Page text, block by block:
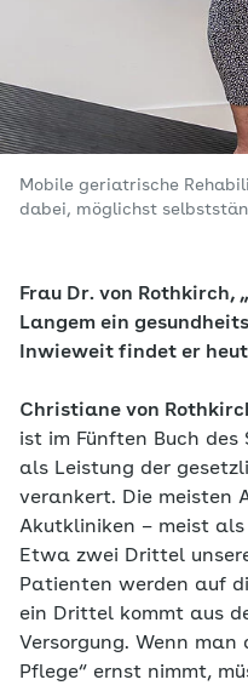
Mobile geriatrische
dabei, möglichst
Frau Dr. von Rothkirch,
Langem ein
Inwieweit findet er
Christiane von
ist im Fünften Buch des
als Leistung der
verankert. Die meisten
Akutkliniken – meist
Etwa zwei Drittel
Patienten werden auf
ein Drittel kommt aus
Versorgung. Wenn man
Pflege“ ernst nimmt,